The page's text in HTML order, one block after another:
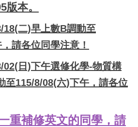
版本。
18(二)早上數B調動至
請各位同學注意！
02(日)下午選修化學-物質構
至115/8/08(六)下午，請各位
重補修英文的同學，請